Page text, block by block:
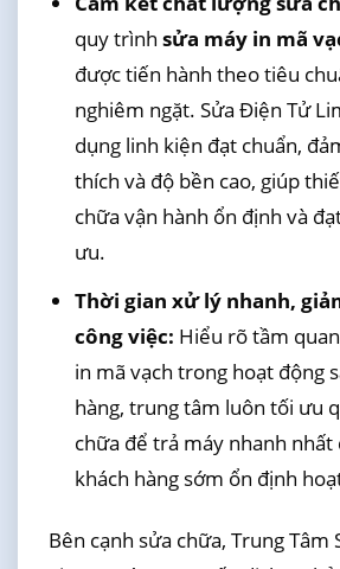
quy trình sửa máy in mã
được tiến hành theo tiêu
nghiêm ngặt. Sửa Điện Tử
dụng linh kiện đạt chuẩn,
thích và độ bền cao, giúp
chữa vận hành ổn định và
ưu.
Thời gian xử lý nhanh,
công việc: Hiểu rõ tầm
in mã vạch trong hoạt động
hàng, trung tâm luôn tối ưu
chữa để trả máy nhanh nhất
khách hàng sớm ổn định
Bên cạnh sửa chữa, Trung Tâm